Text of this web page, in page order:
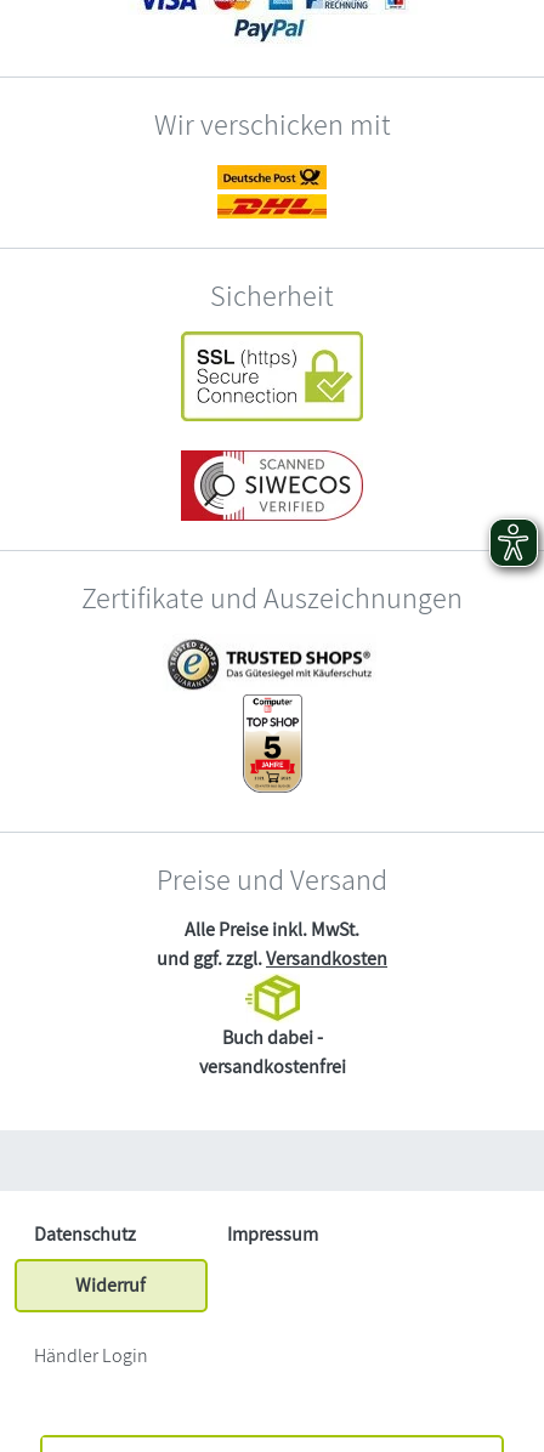
Wir verschicken mit
Sicherheit
Zertifikate und Auszeichnungen
Preise und Versand
Alle Preise inkl. MwSt.
und ggf. zzgl.Versandkosten
Buch dabei -
versandkostenfrei
Datenschutz
Impressum
Widerruf
Händler Login